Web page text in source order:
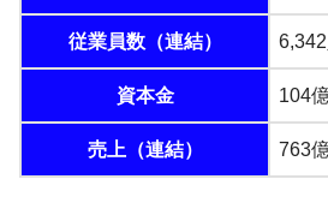
従業員数（連結） 6,342
資本金 104
売上（連結） 763